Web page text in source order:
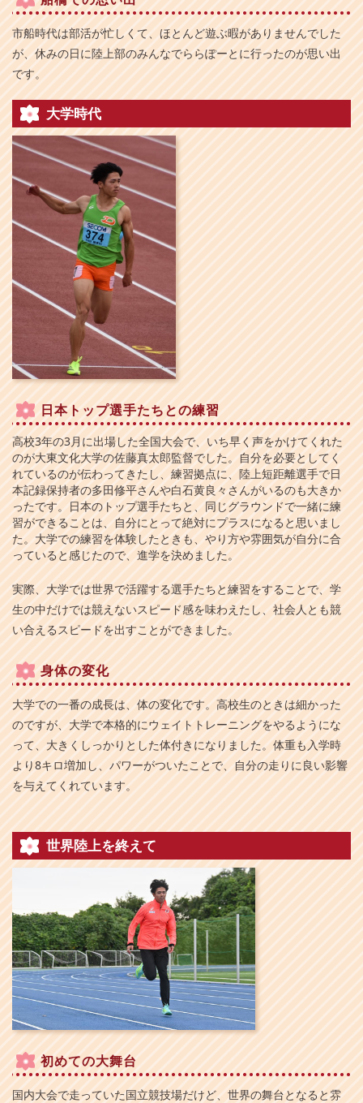
市船時代は部活が忙しくて、ほとんど遊ぶ暇がありませんでした
が、休みの日に陸上部のみんなでららぽーとに行ったのが思い出
です。
大学時代
日本トップ選手たちとの練習
高校3年の3月に出場した全国大会で、いち早く声をかけてくれた
のが大東文化大学の佐藤真太郎監督でした。自分を必要としてく
れているのが伝わってきたし、練習拠点に、陸上短距離選手で日
本記録保持者の多田修平さんや白石黄良々さんがいるのも大きか
ったです。日本のトップ選手たちと、同じグラウンドで一緒に練
習ができることは、自分にとって絶対にプラスになると思いまし
た。大学での練習を体験したときも、やり方や雰囲気が自分に合
っていると感じたので、進学を決めました。
実際、大学では世界で活躍する選手たちと練習をすることで、学
生の中だけでは競えないスピード感を味わえたし、社会人とも競
い合えるスピードを出すことができました。
身体の変化
大学での一番の成長は、体の変化です。高校生のときは細かった
のですが、大学で本格的にウェイトトレーニングをやるようにな
って、大きくしっかりとした体付きになりました。体重も入学時
より8キロ増加し、パワーがついたことで、自分の走りに良い影響
を与えてくれています。
世界陸上を終えて
初めての大舞台
国内大会で走っていた国立競技場だけど、世界の舞台となると雰